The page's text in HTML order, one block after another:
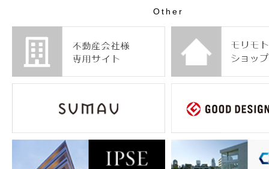
Other